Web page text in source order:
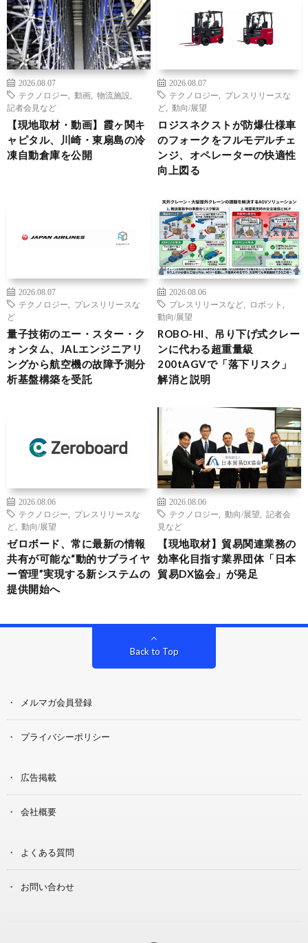
2026.08.07
テクノロジー
動画 物流施設
記者会見など
【現地取材・動画】霞ヶ関キ
ャピタル、川崎・東扇島の冷
凍自動倉庫を公開
2026.08.07
テクノロジー
プレスリリースな
ど
動向/展望
ロジスネクストが防爆仕様車
のフォークをフルモデルチェ
ンジ、オペレーターの快適性
向上図る
2026.08.07
テクノロジー
プレスリリースな
ど
量子技術のエー・スター・ク
ォンタム、JALエンジニアリ
ングから航空機の故障予測分
析基盤構築を受託
2026.08.06
プレスリリースなど
ロボット
動向/展望
ROBO-HI、吊り下げ式クレー
ンに代わる超重量級
200tAGVで「落下リスク」
解消と説明
2026.08.06
テクノロジー
プレスリリースな
ど
動向/展望
ゼロボード、常に最新の情報
共有が可能な“動的サプライヤ
ー管理”実現する新システムの
提供開始へ
2026.08.06
テクノロジー
動向/展望
記者会
見など
【現地取材】貿易関連業務の
効率化目指す業界団体「日本
貿易DX協会」が発足
Back to Top
メルマガ会員登録
プライバシーポリシー
広告掲載
会社概要
よくある質問
お問い合わせ